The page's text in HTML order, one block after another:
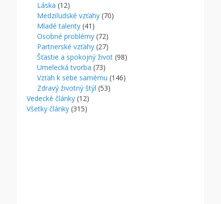
Láska (12)
Medziľudské vzťahy (70)
Mladé talenty (41)
Osobné problémy (72)
Partnerské vzťahy (27)
Šťastie a spokojný život (98)
Umelecká tvorba (73)
Vzťah k sebe samému (146)
Zdravý životný štýl (53)
Vedecké články (12)
Všetky články (315)